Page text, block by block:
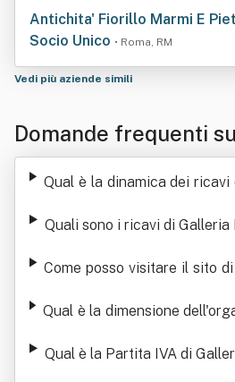
Antichita' Fiorillo Marmi E
Socio Unico • Roma, RM
Vedi più aziende simili
Domande frequenti
iaccia Srl
Qual è la dinamica dei ricavi
Quali sono i ricavi di
Come posso visitare il sito
Qual è la dimensione
Qual è la Partita IVA di